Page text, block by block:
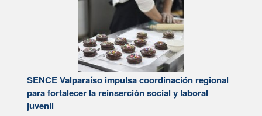
SENCE Valparaíso impulsa coordinación regional
para fortalecer la reinserción social y laboral
juvenil